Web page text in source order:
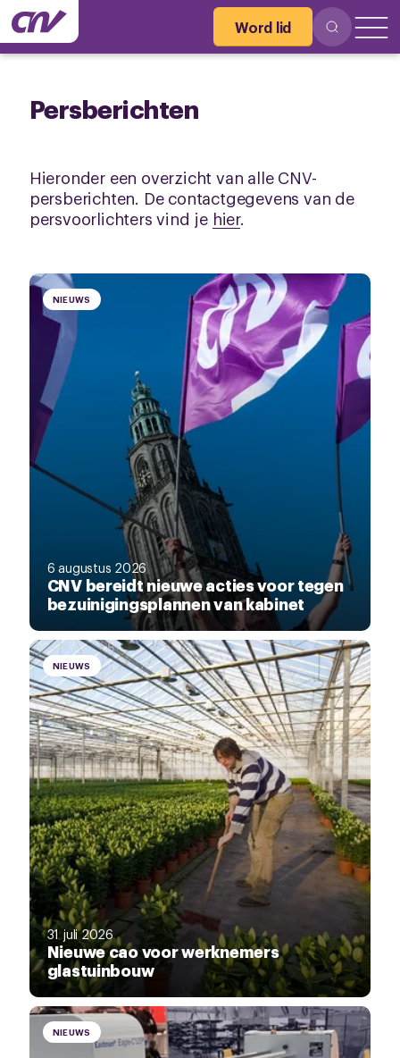
Word lid
Persberichten
Hieronder een overzicht van alle CNV-
persberichten. De contactgegevens van de
persvoorlichters vind je hier.
NIEUWS
6 augustus 2026
CNV bereidt nieuwe acties voor tegen
bezuinigingsplannen van kabinet
NIEUWS
31 juli 2026
Nieuwe cao voor werknemers
glastuinbouw
NIEUWS